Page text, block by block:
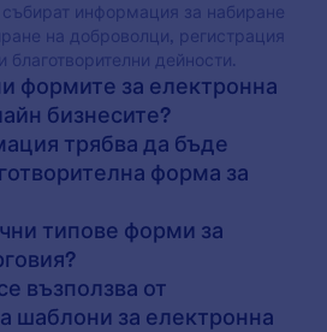
събират информация за набиране
на доброволци, регистрация
благотворителни дейности.
формите за електронна
бизнесите?
трябва да бъде
форма за
типове форми за
възползва от
шаблони за електронна